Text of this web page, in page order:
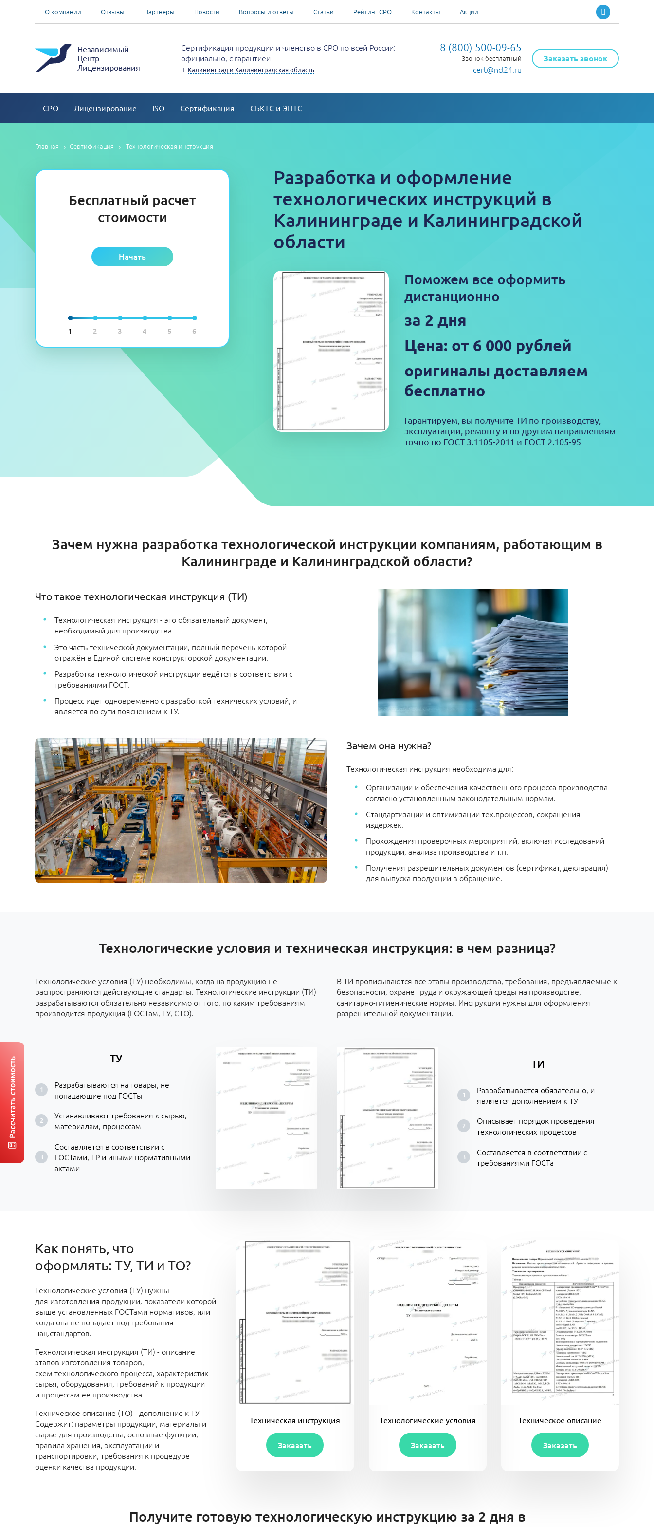
О компании Отзывы Партнеры Новости Вопросы и ответы Статьи Рейтинг СРО Контакты Акции
Независимый
Центр
Лицензирования
Сертификация продукции и членство в СРО по всей России:
официально, с гарантией
Калининград и Калининградская область
8 (800) 500-09-65
Звонок бесплатный
cert@ncl24.ru
Заказать звонок
СРО Лицензирование ISO Сертификация СБКТС и ЭПТС
Главная Сертификация Технологическая инструкция
1 2 3 4 5 6
Бесплатный расчет
стоимости
Начать
Разработка и оформление
технологических инструкций в
Калининграде и Калининградской
области
Поможем все оформить
дистанционно
за 2 дня
Цена: от 6 000 рублей
оригиналы доставляем
бесплатно
Гарантируем, вы получите ТИ по производству,
эксплуатации, ремонту и по другим направлениям
точно по ГОСТ 3.1105-2011 и ГОСТ 2.105-95
Зачем нужна разработка технологической инструкции компаниям, работающим в
Калининграде и Калининградской области?
Что такое технологическая инструкция (ТИ)
Технологическая инструкция - это обязательный документ,
необходимый для производства.
Это часть технической документации, полный перечень которой
отражён в Единой системе конструкторской документации.
Разработка технологической инструкции ведётся в соответствии с
требованиями ГОСТ.
Процесс идет одновременно с разработкой технических условий, и
является по сути пояснением к ТУ.
Зачем она нужна?
Технологическая инструкция необходима для:
Организации и обеспечения качественного процесса производства
согласно установленным законодательным нормам.
Стандартизации и оптимизации тех.процессов, сокращения
издержек.
Прохождения проверочных мероприятий, включая исследований
продукции, анализа производства и т.п.
Получения разрешительных документов (сертификат, декларация)
для выпуска продукции в обращение.
Технологические условия и техническая инструкция: в чем разница?
Технологические условия (ТУ) необходимы, когда на продукцию не
распространяются действующие стандарты. Технологические инструкции (ТИ)
разрабатываются обязательно независимо от того, по каким требованиям
производится продукция (ГОСТам, ТУ, СТО).
В ТИ прописываются все этапы производства, требования, предъявляемые к
безопасности, охране труда и окружающей среды на производстве,
санитарно-гигиенические нормы. Инструкции нужны для оформления
разрешительной документации.
ТУ
Разрабатываются на товары, не
попадающие под ГОСТы
Устанавливают требования к сырью,
материалам, процессам
Составляется в соответствии с
ГОСТами, ТР и иными нормативными
актами
ТИ
Разрабатывается обязательно, и
является дополнением к ТУ
Описывает порядок проведения
технологических процессов
Составляется в соответствии с
требованиями ГОСТа
Как понять, что
оформлять: ТУ, ТИ и ТО?
Технологические условия (ТУ) нужны
для изготовления продукции, показатели которой
выше установленных ГОСТами нормативов, или
когда она не попадает под требования
нац.стандартов.
Технологическая инструкция (ТИ) - описание
этапов изготовления товаров,
схем технологического процесса, характеристик
сырья, оборудования, требований к продукции
и процессам ее производства.
Техническое описание (ТО) - дополнение к ТУ.
Содержит: параметры продукции, материалы и
сырье для производства, основные функции,
правила хранения, эксплуатации и
транспортировки, требования к процедуре
оценки качества продукции.
Техническая инструкция
Заказать
Технологические условия
Заказать
Техническое описание
Заказать
Получите готовую технологическую инструкцию за 2 дня в